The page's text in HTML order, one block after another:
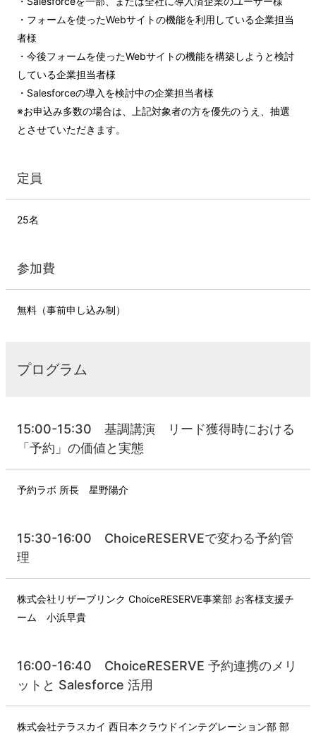
・フォームを使ったWebサイトの機能を利用している企業担当
者様
・今後フォームを使ったWebサイトの機能を構築しようと検討
している企業担当者様
・Salesforceの導入を検討中の企業担当者様
※お申込み多数の場合は、上記対象者の方を優先のうえ、抽選
とさせていただきます。
定員
25名
参加費
無料（事前申し込み制）
プログラム
15:00-15:30 基調講演 リード獲得時における
「予約」の価値と実態
予約ラボ 所長 星野陽介
15:30-16:00 ChoiceRESERVEで変わる予約管
理
株式会社リザーブリンク ChoiceRESERVE事業部 お客様支援チ
ーム 小浜早貴
16:00-16:40 ChoiceRESERVE 予約連携のメリ
ットと Salesforce 活用
株式会社テラスカイ 西日本クラウドインテグレーション部 部